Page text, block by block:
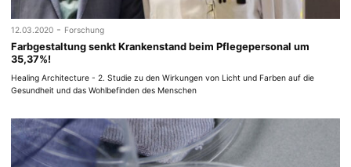
12.03.2020 - Forschung
Farbgestaltung senkt Krankenstand beim Pflegepersonal um
35,37%!
Healing Architecture - 2. Studie zu den Wirkungen von Licht und Farben auf die
Gesundheit und das Wohlbefinden des Menschen